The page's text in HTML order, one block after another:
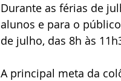
Durante as férias de
alunos e para o
de julho, das 8h às
A principal meta da